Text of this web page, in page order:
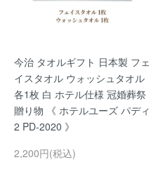
今治 タオルギフト 日本製 フェ
イスタオル ウォッシュタオル
各1枚 白 ホテル仕様 冠婚葬祭
贈り物 《 ホテルユーズ パディ
2 PD-2020 》
2,200円(税込)